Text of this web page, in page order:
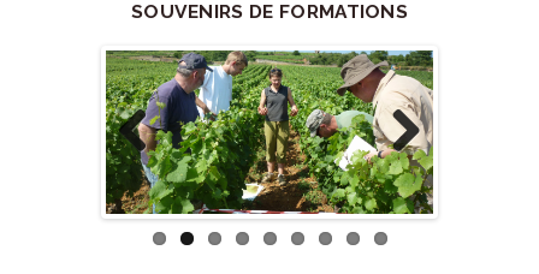
SOUVENIRS DE FORMATIONS
Previo
us
Next